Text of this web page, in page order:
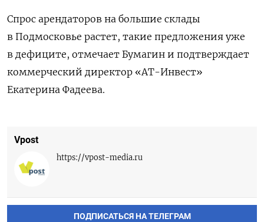
Спрос арендаторов на большие склады
в Подмосковье растет, такие предложения уже
в дефиците, отмечает Бумагин и подтверждает
коммерческий директор «АТ-Инвест»
Екатерина Фадеева.
Vpost
https://vpost-media.ru
ПОДПИСАТЬСЯ НА ТЕЛЕГРАМ